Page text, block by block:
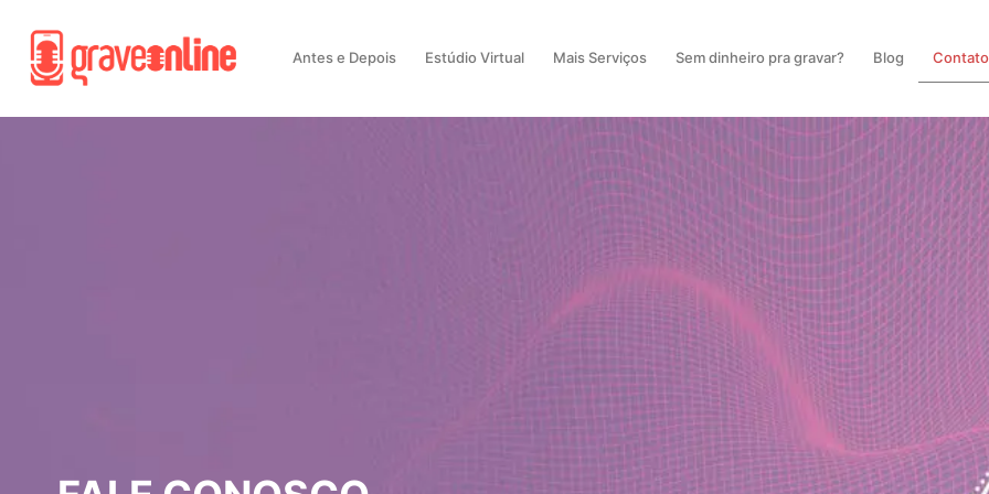
Antes e Depois Estúdio Virtual Mais Serviços Sem dinheiro pra gravar? Blog Contato